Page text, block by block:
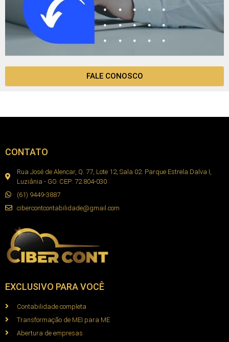
FALE CONOSCO
CONTATO
Rua José de Alencar, Q. 77, Lote 12, Sala 02. Parque Estrela Dalva I,
Luziânia - GO. CEP: 72.804-030
(61) 9449-3887
cibercontcontabilidade@gmail.com
EXCLUSIVO PARA VOCÊ
Contabilidade completa
Transformação de MEI para ME
Abertura de empresas